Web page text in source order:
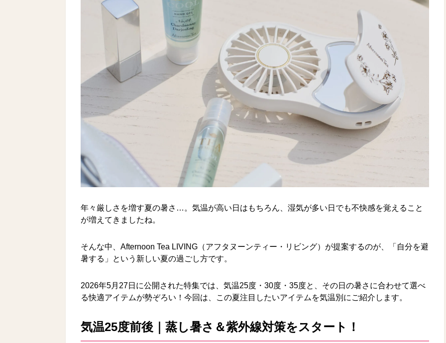
年々厳しさを増す夏の暑さ…。気温が高い日はもちろん、湿気が多い日でも不快感を覚えること
が増えてきましたね。
そんな中、Afternoon Tea LIVING（アフタヌーンティー・リビング）が提案するのが、「自分を避
暑する」という新しい夏の過ごし方です。
2026年5月27日に公開された特集では、気温25度・30度・35度と、その日の暑さに合わせて選べ
る快適アイテムが勢ぞろい！今回は、この夏注目したいアイテムを気温別にご紹介します。
気温25度前後｜蒸し暑さ＆紫外線対策をスタート！